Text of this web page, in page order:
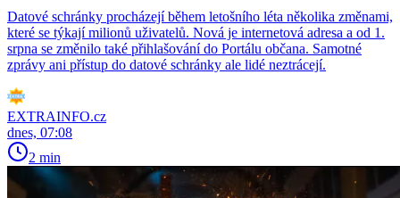
Datové schránky procházejí během letošního léta několika změnami,
které se týkají milionů uživatelů. Nová je internetová adresa a od 1.
srpna se změnilo také přihlašování do Portálu občana. Samotné
zprávy ani přístup do datové schránky ale lidé neztrácejí.
EXTRAINFO.cz
dnes, 07:08
2 min